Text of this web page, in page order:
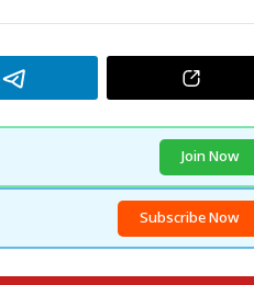
Join Now
Subscribe Now